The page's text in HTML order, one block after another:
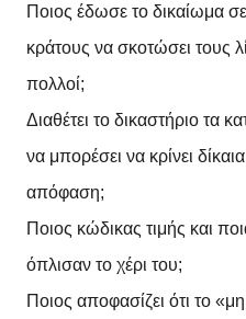
Ποιος έδωσε το δικαίωμα
κράτους να σκοτώσει τους
πολλοί;
Διαθέτει το δικαστήριο τα
να μπορέσει να κρίνει
απόφαση;
Ποιος κώδικας τιμής και
όπλισαν το χέρι του;
Ποιος αποφασίζει ότι το